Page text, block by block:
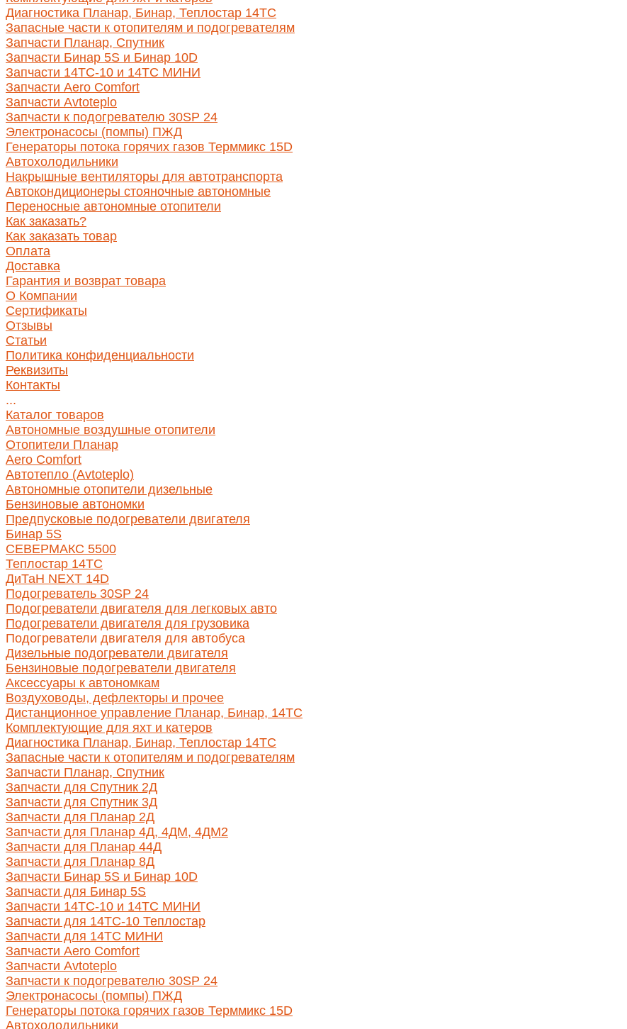
Диагностика Планар, Бинар, Теплостар 14ТС
Запасные части к отопителям и подогревателям
Запчасти Планар, Спутник
Запчасти Бинар 5S и Бинар 10D
Запчасти 14ТС-10 и 14ТС МИНИ
Запчасти Aero Comfort
Запчасти Avtoteplo
Запчасти к подогревателю 30SP 24
Электронасосы (помпы) ПЖД
Генераторы потока горячих газов Терммикс 15D
Автохолодильники
Накрышные вентиляторы для автотранспорта
Автокондиционеры стояночные автономные
Переносные автономные отопители
Как заказать?
Как заказать товар
Оплата
Доставка
Гарантия и возврат товара
О Компании
Сертификаты
Отзывы
Статьи
Политика конфиденциальности
Реквизиты
Контакты
...
Каталог товаров
Автономные воздушные отопители
Отопители Планар
Aero Comfort
Автотепло (Avtoteplo)
Автономные отопители дизельные
Бензиновые автономки
Предпусковые подогреватели двигателя
Бинар 5S
СЕВЕРМАКС 5500
Теплостар 14ТС
ДиТаН NEXT 14D
Подогреватель 30SP 24
Подогреватели двигателя для легковых авто
Подогреватели двигателя для грузовика
Подогреватели двигателя для автобуса
Дизельные подогреватели двигателя
Бензиновые подогреватели двигателя
Аксессуары к автономкам
Воздуховоды, дефлекторы и прочее
Дистанционное управление Планар, Бинар, 14ТС
Комплектующие для яхт и катеров
Диагностика Планар, Бинар, Теплостар 14ТС
Запасные части к отопителям и подогревателям
Запчасти Планар, Спутник
Запчасти для Спутник 2Д
Запчасти для Спутник 3Д
Запчасти для Планар 2Д
Запчасти для Планар 4Д, 4ДМ, 4ДМ2
Запчасти для Планар 44Д
Запчасти для Планар 8Д
Запчасти Бинар 5S и Бинар 10D
Запчасти для Бинар 5S
Запчасти 14ТС-10 и 14ТС МИНИ
Запчасти для 14ТС-10 Теплостар
Запчасти для 14ТС МИНИ
Запчасти Aero Comfort
Запчасти Avtoteplo
Запчасти к подогревателю 30SP 24
Электронасосы (помпы) ПЖД
Генераторы потока горячих газов Терммикс 15D
Автохолодильники